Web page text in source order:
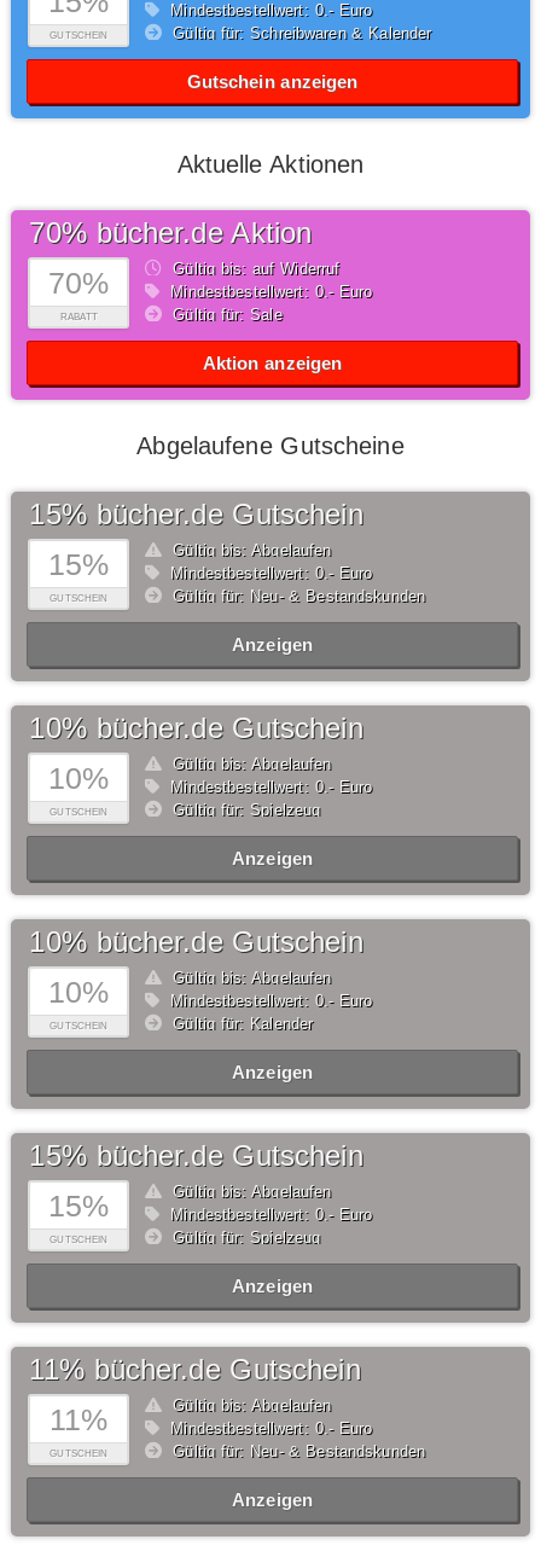
GUTSCHEIN
Mindestbestellwert: 0,- Euro
Gültig für: Schreibwaren & Kalender
Gutschein anzeigen
Aktuelle Aktionen
70%
RABATT
70% bücher.de Aktion
Gültig bis: auf Widerruf
Mindestbestellwert: 0,- Euro
Gültig für: Sale
Aktion anzeigen
Abgelaufene Gutscheine
15%
GUTSCHEIN
15% bücher.de Gutschein
Gültig bis: Abgelaufen
Mindestbestellwert: 0,- Euro
Gültig für: Neu- & Bestandskunden
Anzeigen
10%
GUTSCHEIN
10% bücher.de Gutschein
Gültig bis: Abgelaufen
Mindestbestellwert: 0,- Euro
Gültig für: Spielzeug
Anzeigen
10%
GUTSCHEIN
10% bücher.de Gutschein
Gültig bis: Abgelaufen
Mindestbestellwert: 0,- Euro
Gültig für: Kalender
Anzeigen
15%
GUTSCHEIN
15% bücher.de Gutschein
Gültig bis: Abgelaufen
Mindestbestellwert: 0,- Euro
Gültig für: Spielzeug
Anzeigen
11%
GUTSCHEIN
11% bücher.de Gutschein
Gültig bis: Abgelaufen
Mindestbestellwert: 0,- Euro
Gültig für: Neu- & Bestandskunden
Anzeigen